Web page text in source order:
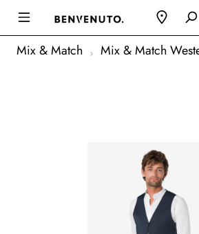
Mix & Match Mix & Match